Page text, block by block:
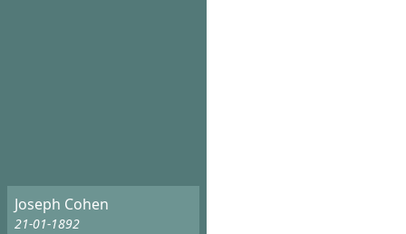
Joseph Cohen
21-01-1892